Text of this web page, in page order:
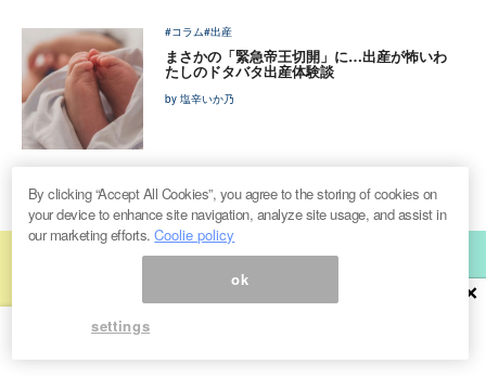
#コラム#出産
まさかの「緊急帝王切開」に…出産が怖いわ
たしのドタバタ出産体験談
by 塩辛いか乃
official mail
magazine ×
By clicking “Accept All Cookies”, you agree to the storing of cookies on
your device to enhance site navigation, analyze site usage, and assist in
our marketing efforts.Coolie policy
ok
settings